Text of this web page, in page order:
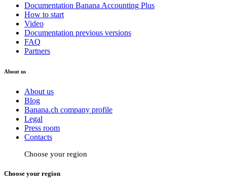
Documentation Banana Accounting Plus
How to start
Video
Documentation previous versions
FAQ
Partners
About us
About us
Blog
Banana.ch company profile
Legal
Press room
Contacts
Choose your region
Choose your region